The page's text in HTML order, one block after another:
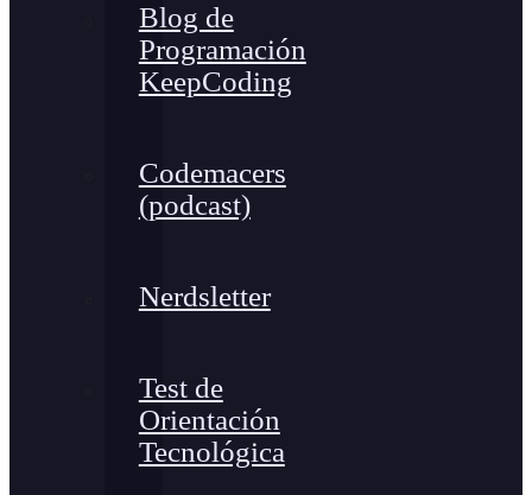
Blog de
Programación
KeepCoding
Codemacers
(podcast)
Nerdsletter
Test de
Orientación
Tecnológica